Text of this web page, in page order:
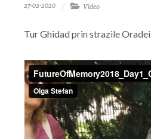
27-02-2020 Video
Tur Ghidad prin strazile Oradei